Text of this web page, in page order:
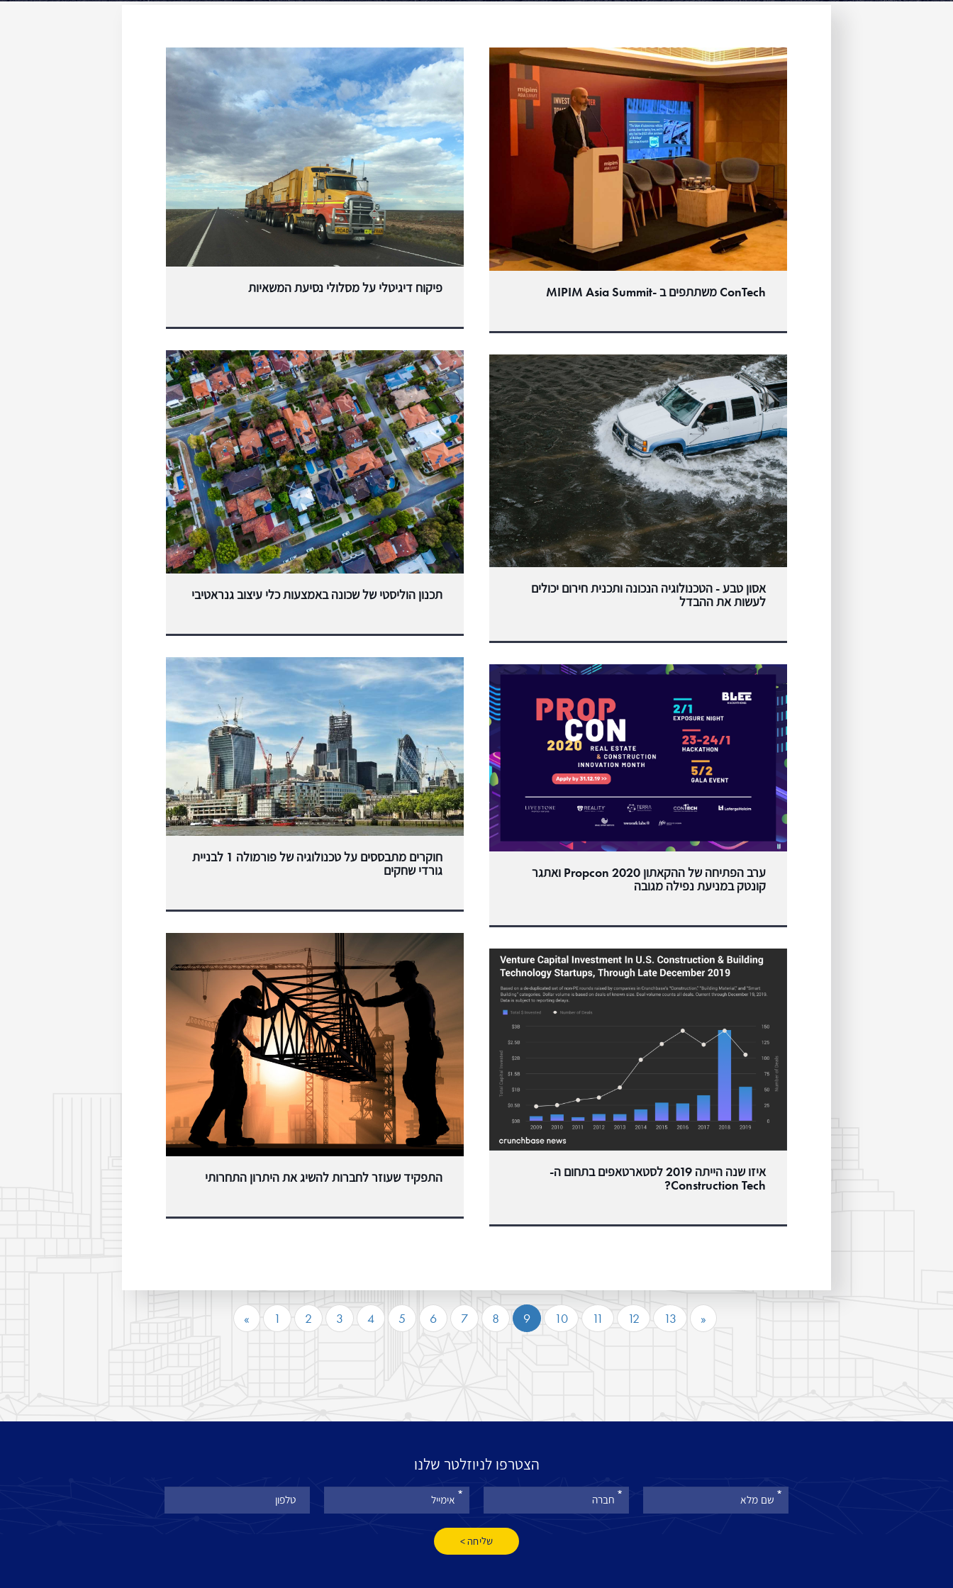
ConTech משתתפים ב -MIPIM Asia Summit
אסון טבע - הטכנולוגיה הנכונה ותכנית חירום יכולים
לעשות את ההבדל
ערב הפתיחה של ההקאתון Propcon 2020 ואתגר
קונטק במניעת נפילה מגובה
איזו שנה הייתה 2019 לסטארטאפים בתחום ה-
Construction Tech?
פיקוח דיגיטלי על מסלולי נסיעת המשאיות
תכנון הוליסטי של שכונה באמצעות כלי עיצוב גנראטיבי
חוקרים מתבססים על טכנולוגיה של פורמולה 1 לבניית
גורדי שחקים
התפקיד שעוזר לחברות להשיג את היתרון התחרותי
« 1 2 3 4 5 6 7 8 9 10 11 12 13 »
הצטרפו לניוזלטר שלנו
אנא
מלאו